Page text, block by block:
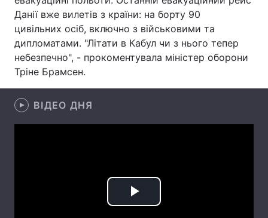
Здоров'я
Цікавинки Погода
Екологія Регіони
Лонгріди
Відео з Youtube Статті
Вакансії
Данії вже вилетів з країни: на борту 90
цивільних осіб, включно з військовими та
дипломатами. "Літати в Кабул чи з нього тепер
небезпечно", - прокоментувала міністер оборони
Тріне Брамсен.
ВІДЕО ДНЯ
Play